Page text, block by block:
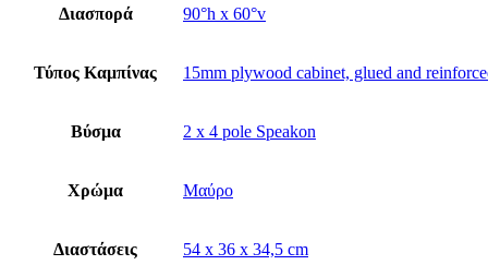
Διασπορά 90°h x 60°v
Τύπος Καμπίνας 15mm plywood cabinet, glued and
Βύσμα 2 x 4 pole Speakon
Χρώμα Μαύρο
Διαστάσεις 54 x 36 x 34,5 cm